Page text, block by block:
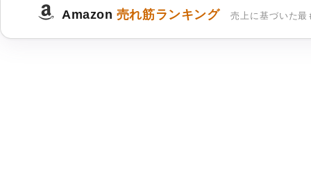
Amazon 売れ筋ランキング 売上に基づいた最